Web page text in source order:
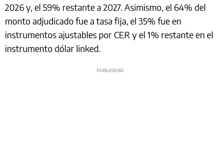
2026 y, el 59% restante a 2027. Asimismo, el 64% del
monto adjudicado fue a tasa fija, el 35% fue en
instrumentos ajustables por CER y el 1% restante en el
instrumento dólar linked.